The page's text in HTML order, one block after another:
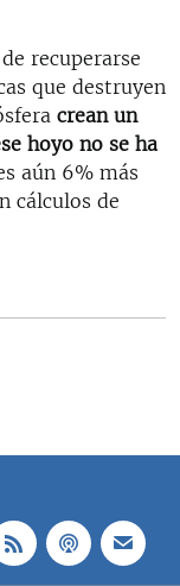
recuperarse
que destruyen
crean un
hoyo no se ha
aún 6% más
cálculos de